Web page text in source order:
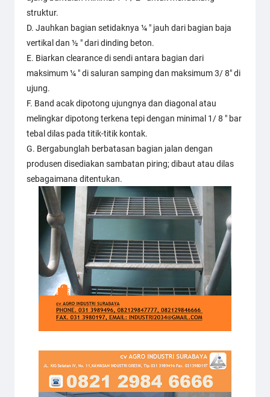
struktur.
D. Jauhkan bagian setidaknya ¼ " jauh dari bagian baja
vertikal dan ½ " dari dinding beton.
E. Biarkan clearance di sendi antara bagian dari
maksimum ¼ " di saluran samping dan maksimum 3/ 8" di
ujung.
F. Band acak dipotong ujungnya dan diagonal atau
melingkar dipotong terkena tepi dengan minimal 1/ 8 " bar
tebal dilas pada titik-titik kontak.
G. Bergabunglah berbatasan bagian jalan dengan
produsen disediakan sambatan piring; dibaut atau dilas
sebagaimana ditentukan.